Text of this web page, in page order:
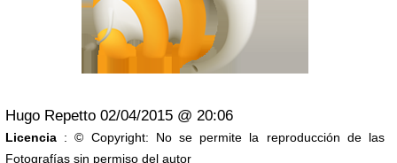
Hugo Repetto 02/04/2015 @ 20:06
Licencia : © Copyright: No se permite la reproducción de las
Fotografías sin permiso del autor